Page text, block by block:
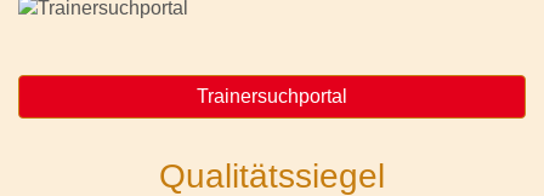
Trainersuchportal
Qualitätssiegel